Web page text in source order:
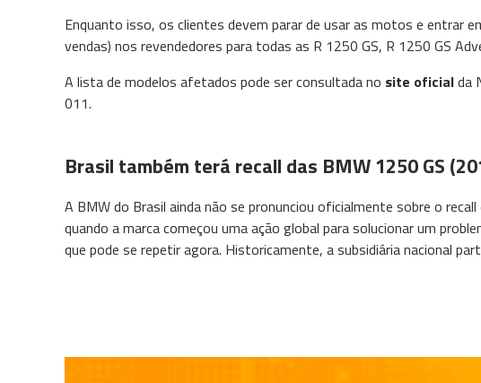
Enquanto isso, os clientes devem parar de usar as motos e entrar
vendas) nos revendedores para todas as R 1250 GS, R 1250 GS
A lista de modelos afetados pode ser consultada no site oficialda
011.
Brasil também terá recall das BMW 1250 GS
A BMW do Brasil ainda não se pronunciou oficialmente sobre o
quando a marca começou uma ação global para solucionar um
que pode se repetir agora. Historicamente, a subsidiária nacional